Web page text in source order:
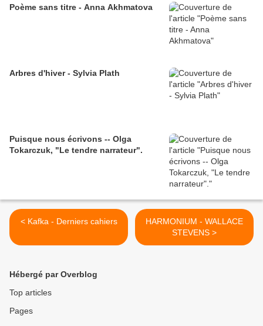
Poème sans titre - Anna Akhmatova
Arbres d'hiver - Sylvia Plath
Puisque nous écrivons -- Olga
Tokarczuk, "Le tendre narrateur".
< Kafka - Derniers cahiers
HARMONIUM - WALLACE
STEVENS >
Hébergé par Overblog
Top articles
Pages